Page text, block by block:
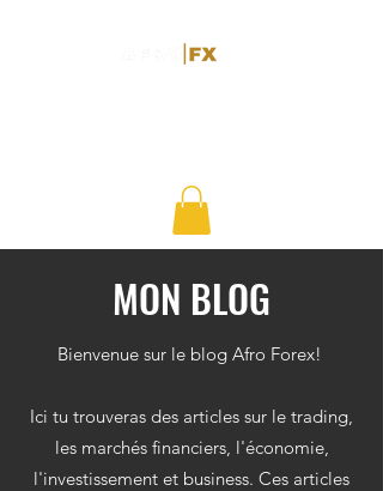
MON BLOG
Bienvenue sur le blog Afro Forex!
Ici tu trouveras des articles sur le trading,
les marchés financiers, l'économie,
l'investissement et business. Ces articles